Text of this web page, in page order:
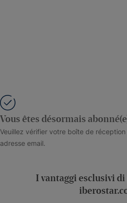
Vous êtes désormais
Veuillez vérifier votre boîte de
adresse email.
I vantaggi esclusivi